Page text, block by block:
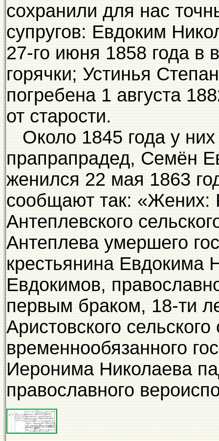
сохранили для нас
супругов: Евдоким
27-го июня 1858 года в
горячки; Устинья
погребена 1 августа
от старости.
Около 1845 года у
прапрапрадед, Семён
женился 22 мая 1863
сообщают так: «Жених:
Антеплевского
Антеплева умершего
крестьянина Евдокима
Евдокимов,
первым браком, 18-ти
Аристовского
временнообязанного
Иеронима Николаева
православного